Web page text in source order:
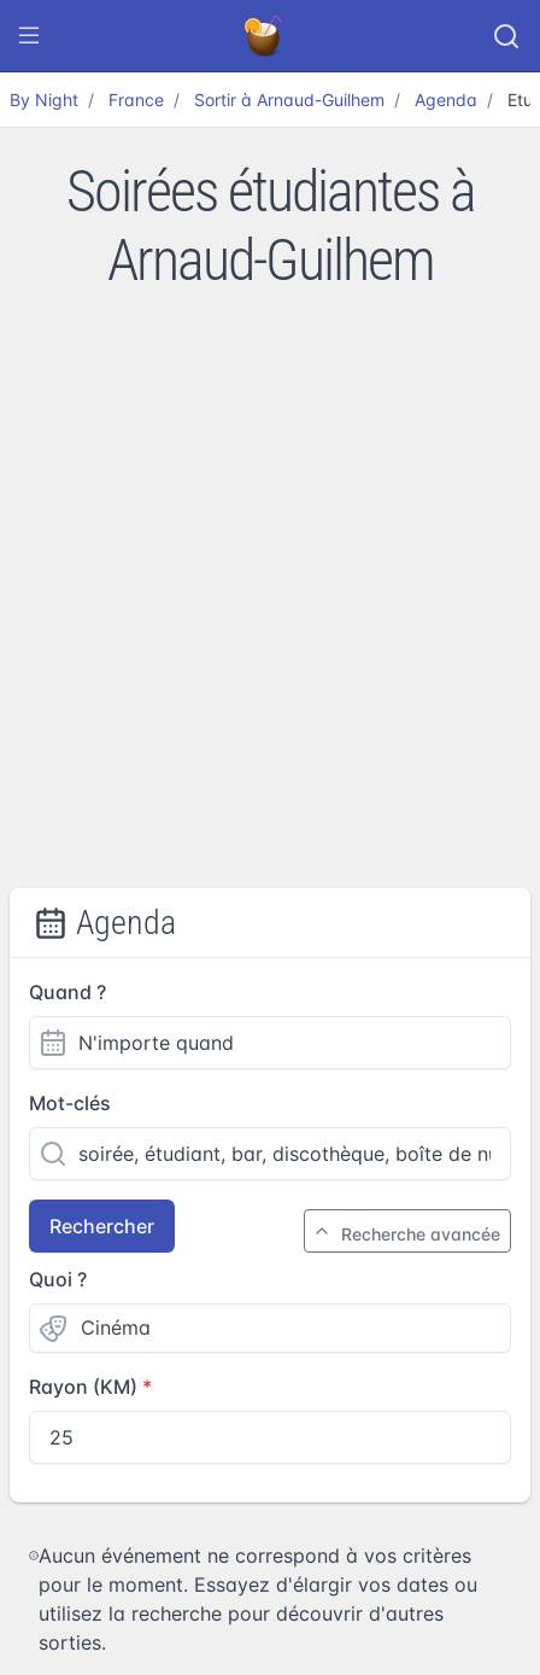
By Night France Sortir à Arnaud-Guilhem Agenda
Soirées étudiantes à
Arnaud-Guilhem
Agenda
Quand ?
Mot-clés
Rechercher Recherche avancée
Quoi ?
Rayon (KM)
Aucun événement ne correspond à vos critères
pour le moment. Essayez d'élargir vos dates ou
utilisez la recherche pour découvrir d'autres
sorties.